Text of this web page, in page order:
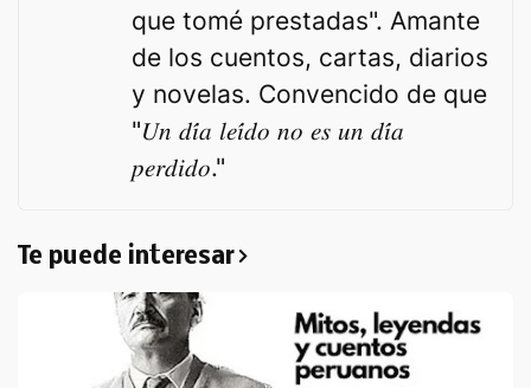
que tomé prestadas". Amante
de los cuentos, cartas, diarios
y novelas. Convencido de que
"𝑈𝑛 𝑑𝑖́𝑎 𝑙𝑒𝑖́𝑑𝑜 𝑛𝑜 𝑒𝑠 𝑢𝑛 𝑑𝑖́𝑎
𝑝𝑒𝑟𝑑𝑖𝑑𝑜."
Te puede interesar